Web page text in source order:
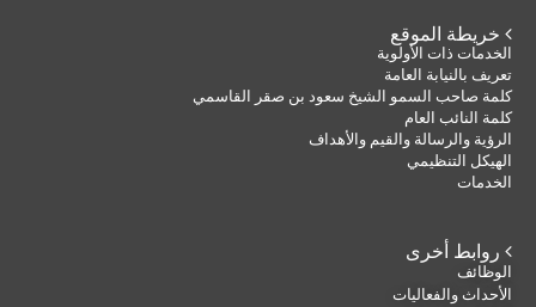
 خريطة الموقع
الخدمات ذات الأولوية
تعريف بالنيابة العامة
كلمة صاحب السمو الشيخ سعود بن صقر القاسمي
كلمة النائب العام
الرؤية والرسالة والقيم والأهداف
الهيكل التنظيمي
الخدمات
 روابط أخرى
الوظائف
الأحداث والفعاليات